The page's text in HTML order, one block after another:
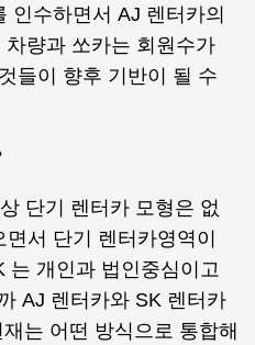
인수하면서 AJ 렌터카의
량과 쏘카는 회원수가
들이 향후 기반이 될 수
단기 렌터카 모형은 없
서 단기 렌터카영역이
는 개인과 법인중심이고
AJ 렌터카와 SK 렌터카
는 어떤 방식으로 통합해